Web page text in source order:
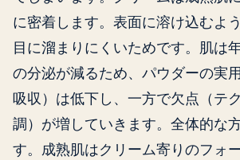
に密着します。表面に溶け込むよ
目に溜まりにくいためです。肌は
の分泌が減るため、パウダーの実
吸収）は低下し、一方で欠点（テ
調）が増していきます。全体的な
す。成熟肌はクリーム寄りのフォ